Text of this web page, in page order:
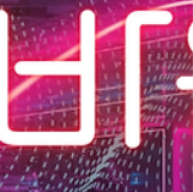
입니다.또한 서울·수도
준히 출근만 해도 일
지역으로 평가됩니다.
업종과 업무 천안에서
종은 다음과 같습니다.